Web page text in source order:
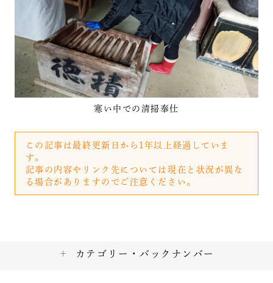
寒い中での清掃奉仕
この記事は最終更新日から1年以上経過していま
す。
記事の内容やリンク先については現在と状況が異な
る場合がありますのでご注意ください。
カテゴリー・バックナンバー